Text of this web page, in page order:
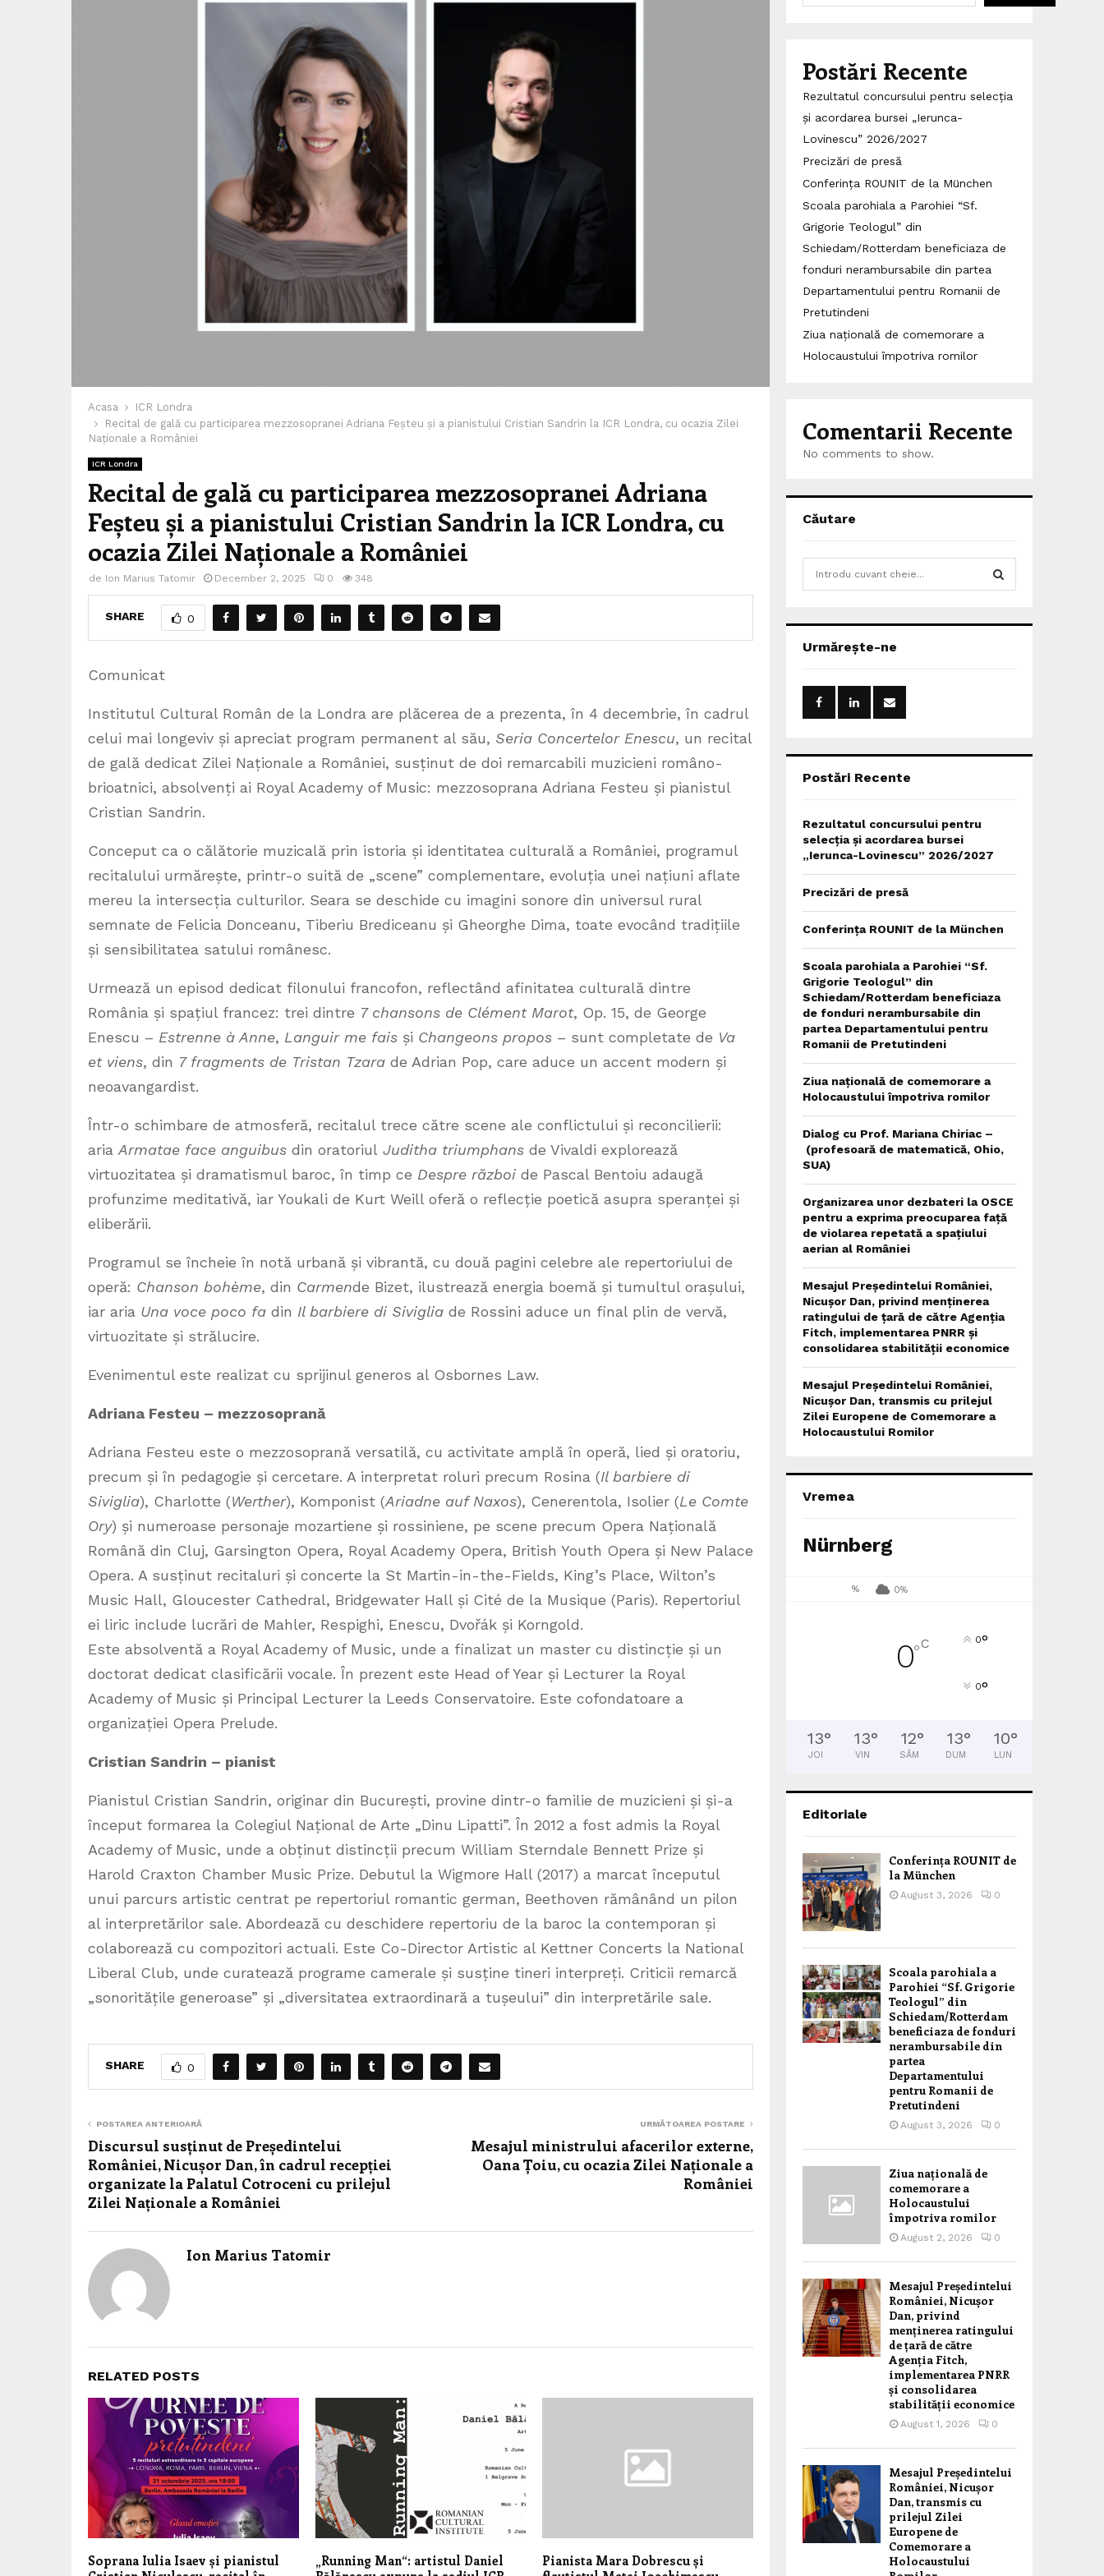
Acasa
ICR Londra
Recital de gală cu participarea mezzosopranei Adriana Feșteu și a pianistului Cristian Sandrin la ICR Londra, cu ocazia Zilei
Naționale a României
ICR Londra
Recital de gală cu participarea mezzosopranei Adriana
Feșteu și a pianistului Cristian Sandrin la ICR Londra, cu
ocazia Zilei Naționale a României
de Ion Marius Tatomir December 2, 2025 0 348
SHARE 0
Comunicat
Institutul Cultural Român de la Londra are plăcerea de a prezenta, în 4 decembrie, în cadrul
celui mai longeviv și apreciat program permanent al său, Seria Concertelor Enescu, un recital
de gală dedicat Zilei Naționale a României, susținut de doi remarcabili muzicieni româno-
brioatnici, absolvenți ai Royal Academy of Music: mezzosoprana Adriana Festeu și pianistul
Cristian Sandrin.
Conceput ca o călătorie muzicală prin istoria și identitatea culturală a României, programul
recitalului urmărește, printr-o suită de „scene” complementare, evoluția unei națiuni aflate
mereu la intersecția culturilor. Seara se deschide cu imagini sonore din universul rural
semnate de Felicia Donceanu, Tiberiu Brediceanu și Gheorghe Dima, toate evocând tradițiile
și sensibilitatea satului românesc.
Urmează un episod dedicat filonului francofon, reflectând afinitatea culturală dintre
România și spațiul francez: trei dintre 7 chansons de Clément Marot, Op. 15, de George
Enescu – Estrenne à Anne, Languir me fais și Changeons propos – sunt completate de Va
et viens, din 7 fragments de Tristan Tzara de Adrian Pop, care aduce un accent modern și
neoavangardist.
Într-o schimbare de atmosferă, recitalul trece către scene ale conflictului și reconcilierii:
aria Armatae face anguibus din oratoriul Juditha triumphans de Vivaldi explorează
virtuozitatea și dramatismul baroc, în timp ce Despre război de Pascal Bentoiu adaugă
profunzime meditativă, iar Youkali de Kurt Weill oferă o reflecție poetică asupra speranței și
eliberării.
Programul se încheie în notă urbană și vibrantă, cu două pagini celebre ale repertoriului de
operă: Chanson bohème, din Carmende Bizet, ilustrează energia boemă și tumultul orașului,
iar aria Una voce poco fa din Il barbiere di Siviglia de Rossini aduce un final plin de vervă,
virtuozitate și strălucire.
Evenimentul este realizat cu sprijinul generos al Osbornes Law.
Adriana Festeu – mezzosoprană
Adriana Festeu este o mezzosoprană versatilă, cu activitate amplă în operă, lied și oratoriu,
precum și în pedagogie și cercetare. A interpretat roluri precum Rosina (Il barbiere di
Siviglia), Charlotte (Werther), Komponist (Ariadne auf Naxos), Cenerentola, Isolier (Le Comte
Ory) și numeroase personaje mozartiene și rossiniene, pe scene precum Opera Națională
Română din Cluj, Garsington Opera, Royal Academy Opera, British Youth Opera și New Palace
Opera. A susținut recitaluri și concerte la St Martin-in-the-Fields, King’s Place, Wilton’s
Music Hall, Gloucester Cathedral, Bridgewater Hall și Cité de la Musique (Paris). Repertoriul
ei liric include lucrări de Mahler, Respighi, Enescu, Dvořák și Korngold.
Este absolventă a Royal Academy of Music, unde a finalizat un master cu distincție și un
doctorat dedicat clasificării vocale. În prezent este Head of Year și Lecturer la Royal
Academy of Music și Principal Lecturer la Leeds Conservatoire. Este cofondatoare a
organizației Opera Prelude.
Cristian Sandrin – pianist
Pianistul Cristian Sandrin, originar din București, provine dintr-o familie de muzicieni și și-a
început formarea la Colegiul Național de Arte „Dinu Lipatti”. În 2012 a fost admis la Royal
Academy of Music, unde a obținut distincții precum William Sterndale Bennett Prize și
Harold Craxton Chamber Music Prize. Debutul la Wigmore Hall (2017) a marcat începutul
unui parcurs artistic centrat pe repertoriul romantic german, Beethoven rămânând un pilon
al interpretărilor sale. Abordează cu deschidere repertoriu de la baroc la contemporan și
colaborează cu compozitori actuali. Este Co-Director Artistic al Kettner Concerts la National
Liberal Club, unde curatează programe camerale și susține tineri interpreți. Criticii remarcă
„sonoritățile generoase” și „diversitatea extraordinară a tușeului” din interpretările sale.
SHARE 0
POSTAREA ANTERIOARĂ
Discursul susținut de Președintelui
României, Nicușor Dan, în cadrul recepției
organizate la Palatul Cotroceni cu prilejul
Zilei Naționale a României
URMĂTOAREA POSTARE
Mesajul ministrului afacerilor externe,
Oana Țoiu, cu ocazia Zilei Naționale a
României
Ion Marius Tatomir
RELATED POSTS
Soprana Iulia Isaev și pianistul
„Running Man“: artistul Daniel
Pianista Mara Dobrescu și
Postări Recente
Rezultatul concursului pentru selecția
și acordarea bursei „Ierunca-
Lovinescu” 2026/2027
Precizări de presă
Conferința ROUNIT de la München
Scoala parohiala a Parohiei “Sf.
Grigorie Teologul” din
Schiedam/Rotterdam beneficiaza de
fonduri nerambursabile din partea
Departamentului pentru Romanii de
Pretutindeni
Ziua națională de comemorare a
Holocaustului împotriva romilor
Comentarii Recente
No comments to show.
Căutare
h
o
:
Urmărește-ne
Postări Recente
Rezultatul concursului pentru
selecția și acordarea bursei
„Ierunca-Lovinescu” 2026/2027
Precizări de presă
Conferința ROUNIT de la München
Scoala parohiala a Parohiei “Sf.
Grigorie Teologul” din
Schiedam/Rotterdam beneficiaza
de fonduri nerambursabile din
partea Departamentului pentru
Romanii de Pretutindeni
Ziua națională de comemorare a
Holocaustului împotriva romilor
Dialog cu Prof. Mariana Chiriac –
(profesoară de matematică, Ohio,
SUA)
Organizarea unor dezbateri la OSCE
pentru a exprima preocuparea față
de violarea repetată a spațiului
aerian al României
Mesajul Președintelui României,
Nicușor Dan, privind menținerea
ratingului de țară de către Agenția
Fitch, implementarea PNRR și
consolidarea stabilității economice
Mesajul Președintelui României,
Nicușor Dan, transmis cu prilejul
Zilei Europene de Comemorare a
Holocaustului Romilor
Vremea
Nürnberg
% 0%
0°C 0°
0°
13°
JOI
13°
VIN
12°
SÂM
13°
DUM
10°
LUN
Editoriale
Conferința ROUNIT de
la München
August 3, 2026 0
Scoala parohiala a
Parohiei “Sf. Grigorie
Teologul” din
Schiedam/Rotterdam
beneficiaza de fonduri
nerambursabile din
partea
Departamentului
pentru Romanii de
Pretutindeni
August 3, 2026 0
Ziua națională de
comemorare a
Holocaustului
împotriva romilor
August 2, 2026 0
Mesajul Președintelui
României, Nicușor
Dan, privind
menținerea ratingului
de țară de către
Agenția Fitch,
implementarea PNRR
și consolidarea
stabilității economice
August 1, 2026 0
Mesajul Președintelui
României, Nicușor
Dan, transmis cu
prilejul Zilei
Europene de
Comemorare a
Holocaustului